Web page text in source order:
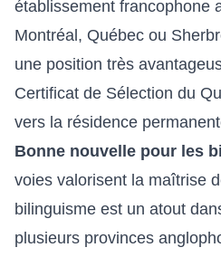
établissement francophone
Montréal, Québec ou
une position très
Certificat de Sélection du
vers la résidence
Bonne nouvelle pour les
voies valorisent la maîtrise
bilinguisme est un atout
plusieurs provinces